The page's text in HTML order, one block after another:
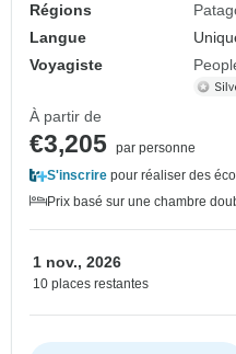
Régions
Langue
Voyagiste
À partir de
€3,205 par personne
S'inscrire pour réaliser des
Prix basé sur une chambre
1 nov., 2026
10 places restantes